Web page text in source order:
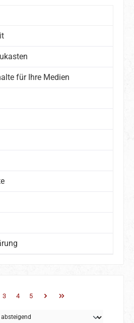
für Ihre Medien
Seite
3 Seite
4 Seite
5